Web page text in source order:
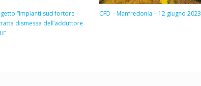
“Impianti sud fortore –
dismessa dell’adduttore
CFD – Manfredonia – 12 giugno 2023